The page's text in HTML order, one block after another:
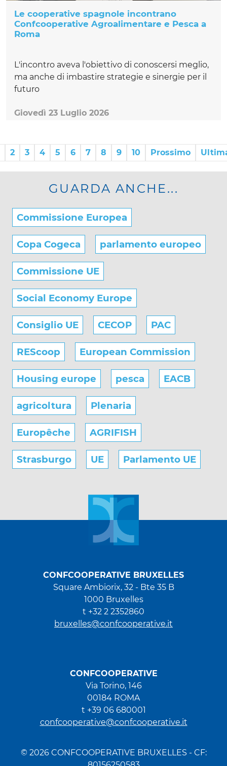
Le cooperative spagnole incontrano
Confcooperative Agroalimentare e Pesca a
Roma
L'incontro aveva l'obiettivo di conoscersi meglio,
ma anche di imbastire strategie e sinergie per il
futuro
Giovedì 23 Luglio 2026
2 3 4 5 6 7 8 9 10 Prossimo
GUARDA ANCHE...
Commissione Europea
Copa Cogeca parlamento europeo
Commissione UE
Social Economy Europe
Consiglio UE CECOP PAC
REScoop European Commission
Housing europe pesca EACB
agricoltura Plenaria
Europêche AGRIFISH
Strasburgo UE Parlamento UE
CONFCOOPERATIVE BRUXELLES
Square Ambiorix, 32 - Bte 35 B
1000 Bruxelles
t +32 2 2352860
bruxelles@confcooperative.it
CONFCOOPERATIVE
Via Torino, 146
00184 ROMA
t +39 06 680001
confcooperative@confcooperative.it
© 2026 CONFCOOPERATIVE BRUXELLES - CF: